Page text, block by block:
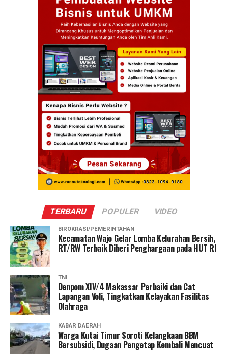
TERBARU POPULER VIDEO
BIROKRASI/PEMERINTAHAN
Kecamatan Wajo Gelar Lomba Kelurahan Bersih,
RT/RW Terbaik Diberi Penghargaan pada HUT RI
TNI
Denpom XIV/4 Makassar Perbaiki dan Cat
Lapangan Voli, Tingkatkan Kelayakan Fasilitas
Olahraga
KABAR DAERAH
Warga Kutai Timur Soroti Kelangkaan BBM
Bersubsidi, Dugaan Pengetap Kembali Mencuat